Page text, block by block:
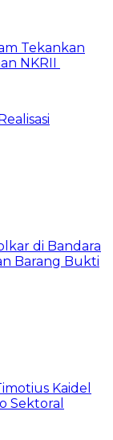
Tekankan
NKRII
di Bandara
Barang Bukti
Kaidel
Sektoral